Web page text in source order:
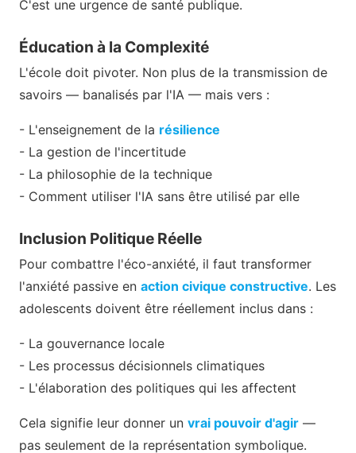
C'est une urgence de santé publique.
Éducation à la Complexité
L'école doit pivoter. Non plus de la transmission de
savoirs — banalisés par l'IA — mais vers :
- L'enseignement de la résilience
- La gestion de l'incertitude
- La philosophie de la technique
- Comment utiliser l'IA sans être utilisé par elle
Inclusion Politique Réelle
Pour combattre l'éco-anxiété, il faut transformer
l'anxiété passive en action civique constructive. Les
adolescents doivent être réellement inclus dans :
- La gouvernance locale
- Les processus décisionnels climatiques
- L'élaboration des politiques qui les affectent
Cela signifie leur donner un vrai pouvoir d'agir —
pas seulement de la représentation symbolique.